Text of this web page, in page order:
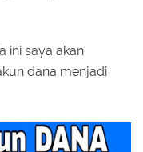
ini saya akan
dana menjadi